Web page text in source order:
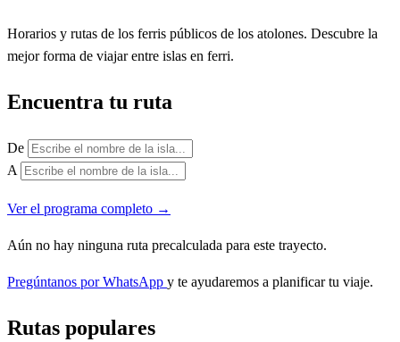
Horarios y rutas de los ferris públicos de los atolones. Descubre la
mejor forma de viajar entre islas en ferri.
Encuentra tu ruta
De
A
Ver el programa completo →
Aún no hay ninguna ruta precalculada para este trayecto.
Pregúntanos por WhatsApp y te ayudaremos a planificar tu viaje.
Rutas populares